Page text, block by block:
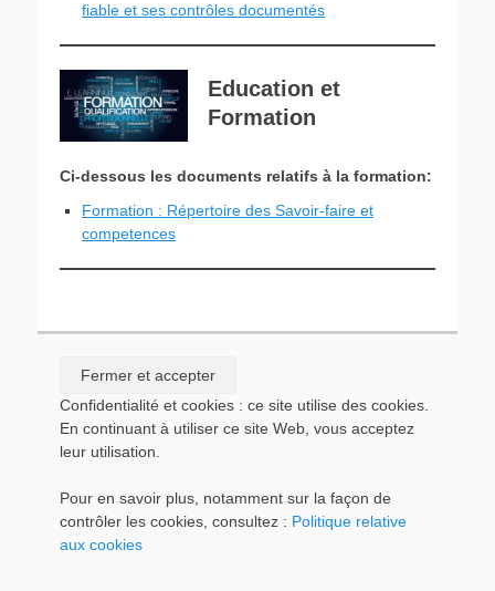
fiable et ses contrôles documentés
Education et
Formation
Ci-dessous les documents relatifs à la formation:
Formation : Répertoire des Savoir-faire et
competences
Confidentialité et cookies : ce site utilise des cookies.
En continuant à utiliser ce site Web, vous acceptez
leur utilisation.
Pour en savoir plus, notamment sur la façon de
contrôler les cookies, consultez : Politique relative
aux cookies